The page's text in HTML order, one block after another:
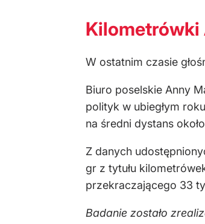
Kilometrówki
W ostatnim czasie
Biuro poselskie Anny
polityk w ubiegłym roku
na średni dystans
Z danych
gr z tytułu
przekraczającego 33
Badanie zostało